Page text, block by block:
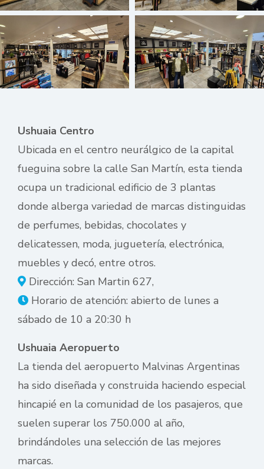
Ushuaia Centro
Ubicada en el centro neurálgico de la capital
fueguina sobre la calle San Martín, esta tienda
ocupa un tradicional edificio de 3 plantas
donde alberga variedad de marcas distinguidas
de perfumes, bebidas, chocolates y
delicatessen, moda, juguetería, electrónica,
muebles y decó, entre otros.
Dirección: San Martin 627,
Horario de atención: abierto de lunes a
sábado de 10 a 20:30 h
Ushuaia Aeropuerto
La tienda del aeropuerto Malvinas Argentinas
ha sido diseñada y construida haciendo especial
hincapié en la comunidad de los pasajeros, que
suelen superar los 750.000 al año,
brindándoles una selección de las mejores
marcas.